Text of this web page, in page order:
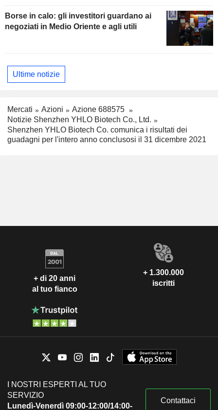
Borse in calo: gli investitori guardano ai
negoziati in Medio Oriente e agli utili
Ultime notizie
Mercati Azioni
Azione 688575
Notizie Shenzhen YHLO Biotech Co., Ltd.
Shenzhen YHLO Biotech Co. comunica i risultati dei
guadagni per l'intero anno conclusosi il 31 dicembre 2021
+ di 20 anni
al tuo fianco
+ 1.300.000
iscritti
I NOSTRI ESPERTI AL TUO
SERVIZIO
Lunedì-Venerdì 09:00-12:00/14:00-
Contattaci